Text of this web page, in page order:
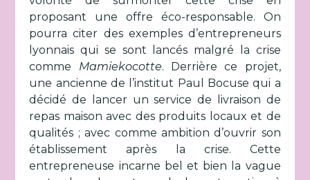
proposant une offre éco-responsable. On
pourra citer des exemples d’entrepreneurs
lyonnais qui se sont lancés malgré la crise
comme Mamiekocotte. Derrière ce projet,
une ancienne de l’institut Paul Bocuse qui a
décidé de lancer un service de livraison de
repas maison avec des produits locaux et de
qualités ; avec comme ambition d’ouvrir son
établissement après la crise. Cette
entrepreneuse incarne bel et bien la vague